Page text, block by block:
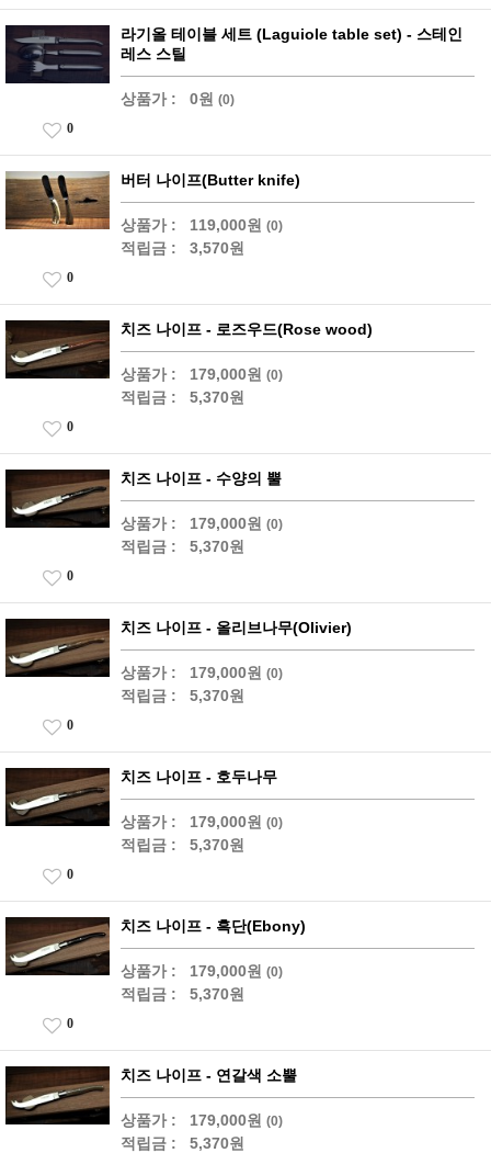
라기올 테이블 세트 (Laguiole table set) - 스테인
레스 스틸
상품가 : 0원 (0)
0
버터 나이프(Butter knife)
상품가 : 119,000원 (0)
적립금 : 3,570원
0
치즈 나이프 - 로즈우드(Rose wood)
상품가 : 179,000원 (0)
적립금 : 5,370원
0
치즈 나이프 - 수양의 뿔
상품가 : 179,000원 (0)
적립금 : 5,370원
0
치즈 나이프 - 올리브나무(Olivier)
상품가 : 179,000원 (0)
적립금 : 5,370원
0
치즈 나이프 - 호두나무
상품가 : 179,000원 (0)
적립금 : 5,370원
0
치즈 나이프 - 흑단(Ebony)
상품가 : 179,000원 (0)
적립금 : 5,370원
0
치즈 나이프 - 연갈색 소뿔
상품가 : 179,000원 (0)
적립금 : 5,370원